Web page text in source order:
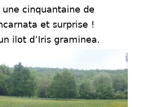
cinquantaine de
et surprise !
ilot d’Iris graminea.